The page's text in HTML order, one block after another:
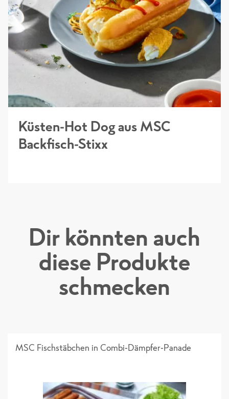
Folder "Kita & Schule"
Küsten-Hot Dog aus MSC
Backfisch-Stixx
Dir könnten auch
diese Produkte
schmecken
MSC Fischstäbchen in Combi-Dämpfer-Panade